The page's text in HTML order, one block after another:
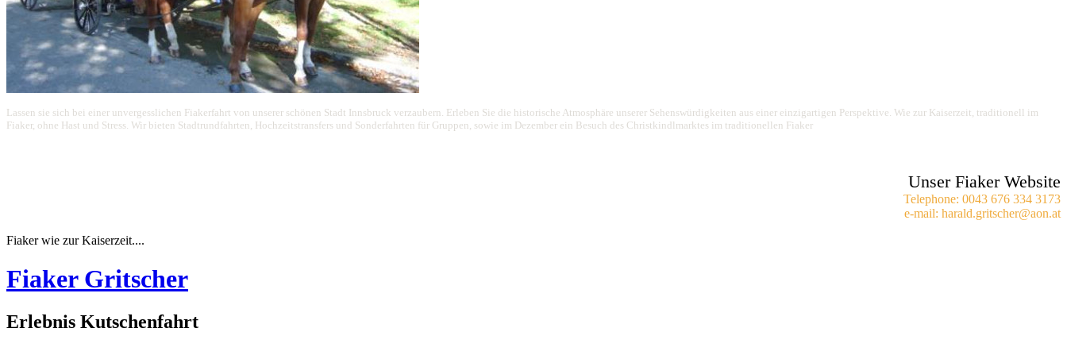
Lassen sie sich bei einer unvergesslichen Fiakerfahrt von unserer schönen Stadt Innsbruck verzaubern. Erleben Sie die historische Atmosphäre unserer Sehenswürdigkeiten aus einer einzigartigen Perspektive. Wie zur Kaiserzeit, traditionell im
Fiaker, ohne Hast und Stress. Wir bieten Stadtrundfahrten, Hochzeitstransfers und Sonderfahrten für Gruppen, sowie im Dezember ein Besuch des Christkindlmarktes im traditionellen Fiaker
Unser Fiaker Website
Telephone: 0043 676 334 3173
e-mail: harald.gritscher@aon.at
Fiaker wie zur Kaiserzeit....
Fiaker Gritscher
Erlebnis Kutschenfahrt